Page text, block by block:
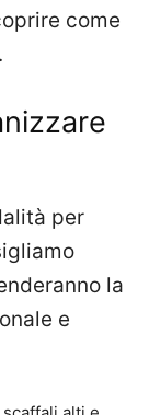
come
per
la
e